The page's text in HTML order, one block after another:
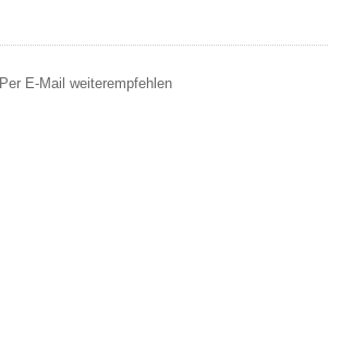
Per E-Mail weiterempfehlen